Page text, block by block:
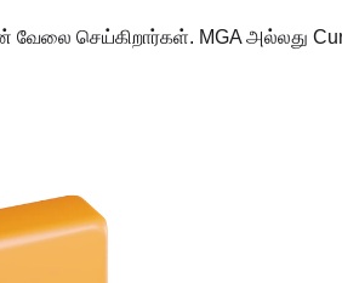
செய்கிறார்கள். MGA அல்லது